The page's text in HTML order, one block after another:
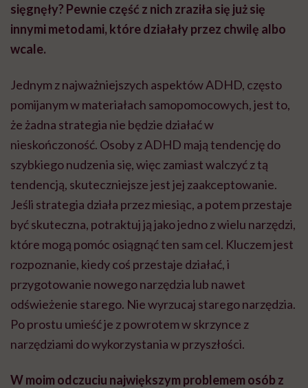
sięgnęły? Pewnie część z nich zraziła się już się
innymi metodami, które działały przez chwilę albo
wcale.
Jednym z najważniejszych aspektów ADHD, często
pomijanym w materiałach samopomocowych, jest to,
że żadna strategia nie będzie działać w
nieskończoność. Osoby z ADHD mają tendencję do
szybkiego nudzenia się, więc zamiast walczyć z tą
tendencją, skuteczniejsze jest jej zaakceptowanie.
Jeśli strategia działa przez miesiąc, a potem przestaje
być skuteczna, potraktuj ją jako jedno z wielu narzędzi,
które mogą pomóc osiągnąć ten sam cel. Kluczem jest
rozpoznanie, kiedy coś przestaje działać, i
przygotowanie nowego narzędzia lub nawet
odświeżenie starego. Nie wyrzucaj starego narzędzia.
Po prostu umieść je z powrotem w skrzynce z
narzędziami do wykorzystania w przyszłości.
W moim odczuciu największym problemem osób z